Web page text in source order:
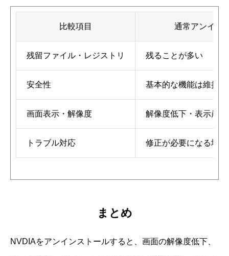
比較項目 通常アンイン
残留ファイル・レジストリ 残ることが多い
安全性 基本的な機能は維持
画面表示・解像度 解像度低下・表示崩
トラブル対応 修正が必要になる場
まとめ
NVDIAをアンインストールすると、画面の解像度低下、